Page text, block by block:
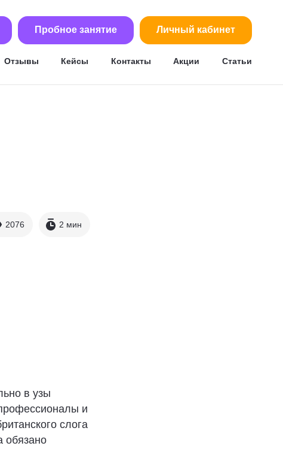
Пробное занятие Личный кабинет
Отзывы Кейсы Контакты Акции Статьи
2076 2 мин
в узы
и
слога
обязано